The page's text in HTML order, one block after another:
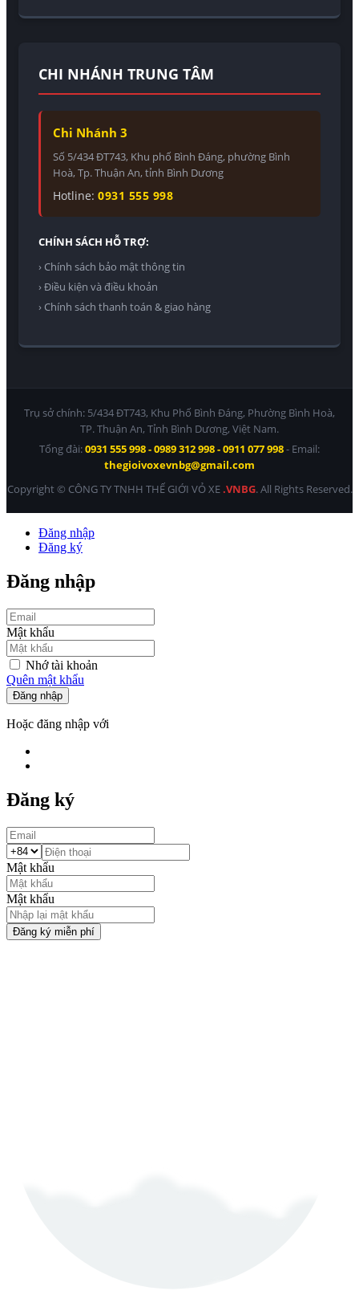
CHI NHÁNH TRUNG TÂM
Chi Nhánh 3
Số 5/434 ĐT743, Khu phố Bình Đáng, phường Bình
Hoà, Tp. Thuận An, tỉnh Bình Dương
Hotline: 0931 555 998
CHÍNH SÁCH HỖ TRỢ:
› Chính sách bảo mật thông tin
› Điều kiện và điều khoản
› Chính sách thanh toán & giao hàng
Trụ sở chính: 5/434 ĐT743, Khu Phố Bình Đáng, Phường Bình Hoà,
TP. Thuận An, Tỉnh Bình Dương, Việt Nam.
Tổng đài:0931 555 998 - 0989 312 998 - 0911 077 998- Email:
thegioivoxevnbg@gmail.com
Copyright © CÔNG TY TNHH THẾ GIỚI VỎ XE.VNBG. All Rights Reserved.
Đăng nhập
Đăng ký
Đăng nhập
Mật khẩu
Nhớ tài khoản
Quên mật khẩu
Đăng nhập
Hoặc đăng nhập với
Đăng ký
Mật khẩu
Mật khẩu
Đăng ký miễn phí